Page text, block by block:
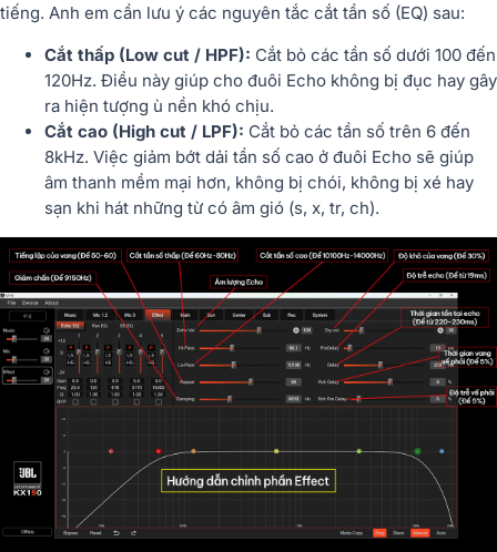
tiếng. Anh em cần lưu ý các nguyên tắc cắt tần số (EQ) sau:
Cắt thấp (Low cut / HPF): Cắt bỏ các tần số dưới 100 đến
120Hz. Điều này giúp cho đuôi Echo không bị đục hay gây
ra hiện tượng ù nền khó chịu.
Cắt cao (High cut / LPF): Cắt bỏ các tần số trên 6 đến
8kHz. Việc giảm bớt dải tần số cao ở đuôi Echo sẽ giúp
âm thanh mềm mại hơn, không bị chói, không bị xé hay
sạn khi hát những từ có âm gió (s, x, tr, ch).